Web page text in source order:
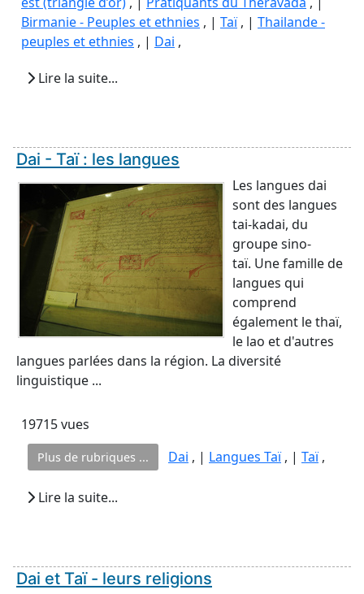
Birmanie - Peuples et ethnies , | Taï, | Thailande -
peuples et ethnies , | Dai ,
Lire la suite...
Dai - Taï : les langues
Les langues dai
sont des langues
tai-kadai, du
groupe sino-
taï. Une famille de
langues qui
comprend
également le thaï,
le lao et d'autres
langues parlées dans la région. La diversité
linguistique ...
19715 vues
Plus de rubriques ... Dai , | Langues Taï, | Taï,
Lire la suite...
Dai et Taï - leurs religions